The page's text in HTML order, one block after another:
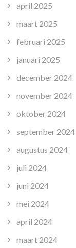
april 2025
maart 2025
februari 2025
januari 2025
december 2024
november 2024
oktober 2024
september 2024
augustus 2024
juli 2024
juni 2024
mei 2024
april 2024
maart 2024